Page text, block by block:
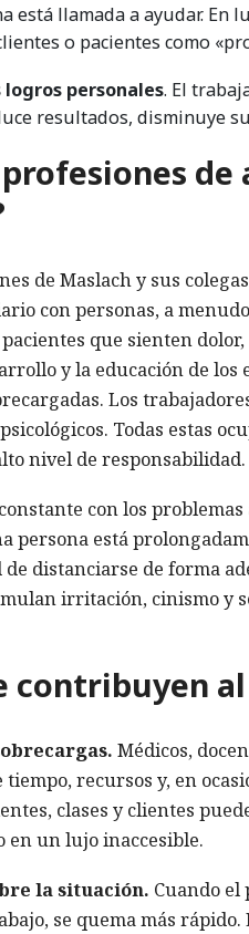
está llamada a ayudar.
o pacientes como
logros personales. El
resultados, disminuye
de
de Maslach y sus
con personas, a
que sienten
y la educación de
Los
Todas estas
nivel de responsabilidad.
con los
persona está
distanciarse de forma
irritación, cinismo y
contribuyen
Médicos,
recursos y, en
clases y clientes
en un lujo inaccesible.
la situación. Cuando
se quema más